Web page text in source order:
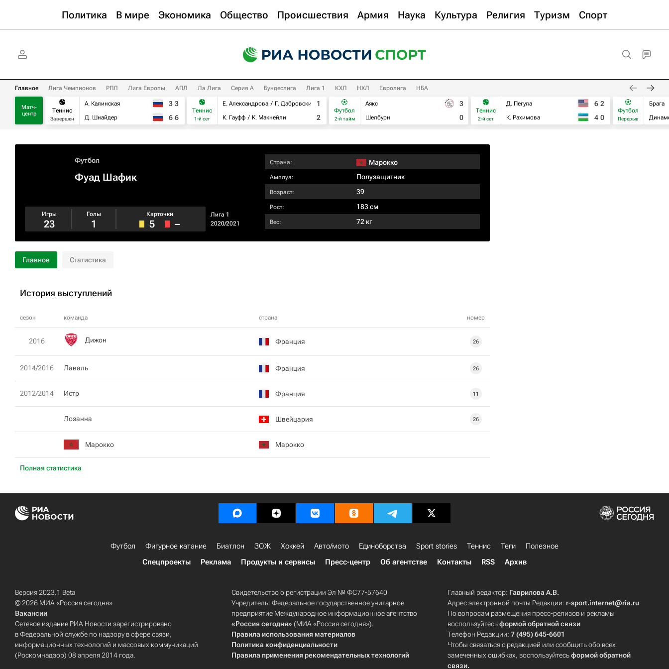
Политика В мире Экономика Общество Происшествия Армия Наука Культура Религия Туризм Спорт
Главное Лига Чемпионов РПЛ Лига Европы АПЛ Ла Лига Серия А Бундеслига Лига 1 КХЛ НХЛ Евролига НБА
Матч-
центр
Теннис
Завершен
А. Калинская
Д. Шнайдер
3 3
6 6
Теннис
1-й сет
Е. Александрова
Г. Дабровски
К. Гауфф
К. Макнейли
1
2
Футбол
2-й тайм
Аякс
Шелбурн
3
0
Теннис
2-й сет
Д. Пегула
К. Рахимова
6 2
4 0
Футбол
Перерыв
Брага
Футбол
Фуад Шафик
Лига 1
2020/2021
Игры
23
Голы
1
Карточки
5 –
Страна: Марокко
Амплуа: Полузащитник
Возраст: 39
Рост: 183 см
Вес: 72 кг
Главное Статистика
История выступлений
сезон команда страна номер
Полная статистика
2016 Дижон Франция 26
2014/2016 Лаваль Франция 26
2012/2014 Истр Франция 11
Лозанна Швейцария 26
Марокко Марокко
Футбол Фигурное катание Биатлон ЗОЖ Хоккей Авто/мото Единоборства Sport stories Теннис Теги
Полезное
Спецпроекты
Реклама Продукты и сервисы Пресс-центр Об агентстве Контакты RSS Архив
Версия 2023.1 Beta
© 2026 МИА «Россия сегодня»
Вакансии
Сетевое издание РИА Новости зарегистрировано
в Федеральной службе по надзору в сфере связи,
информационных технологий и массовых коммуникаций
(Роскомнадзор) 08 апреля 2014 года.
Свидетельство о регистрации Эл № ФС77-57640
Учредитель: Федеральное государственное унитарное
предприятие Международное информационное агентство
«Россия сегодня» (МИА «Россия сегодня»).
Правила использования материалов
Политика конфиденциальности
Правила применения рекомендательных технологий
Главный редактор: Гаврилова А.В.
Адрес электронной почты Редакции: r-sport.internet@ria.ru
По вопросам размещения пресс-релизов и рекламы
воспользуйтесьформой обратной связи
Телефон Редакции:7 (495) 645-6601
Чтобы связаться с редакцией или сообщить обо всех
замеченных ошибках, воспользуйтесьформой обратной
связи.